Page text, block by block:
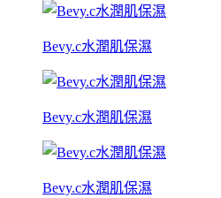
Bevy.c水潤肌保濕
Bevy.c水潤肌保濕
Bevy.c水潤肌保濕